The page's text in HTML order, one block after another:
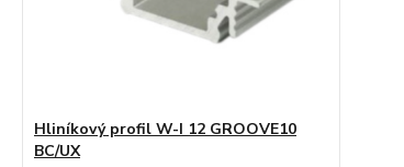
Hliníkový profil W-I 12 GROOVE10
BC/UX